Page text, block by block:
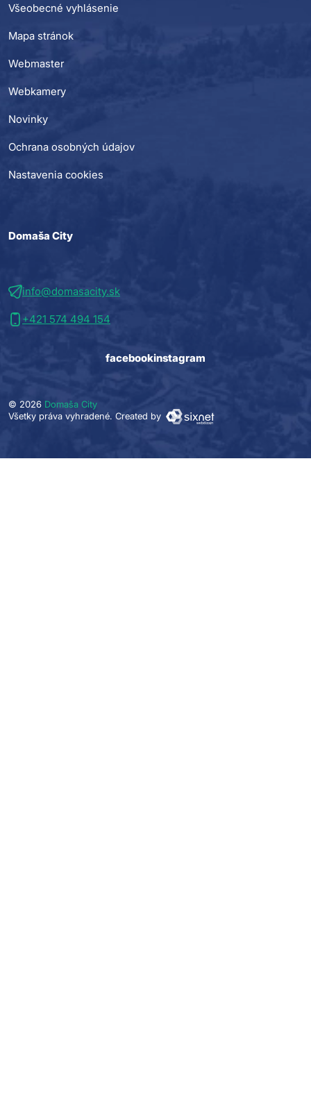
Všeobecné vyhlásenie
Mapa stránok
Webmaster
Webkamery
Novinky
Ochrana osobných údajov
Nastavenia cookies
Domaša City
info@domasacity.sk
+421 574 494 154
facebookinstagram
© 2026 Domaša City
Všetky práva vyhradené. Created by